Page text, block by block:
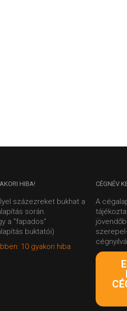
HIBA!
százezreket bukhat a
során.
a "fapados"
buktatói)
10 gyakori hiba
CÉGNÉV
A